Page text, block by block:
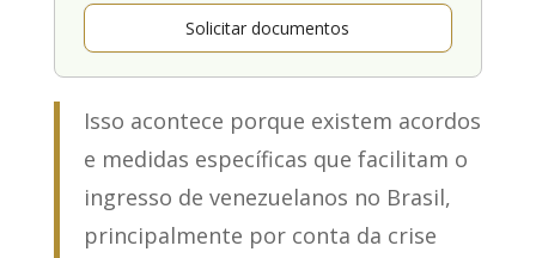
Solicitar documentos
Isso acontece porque existem acordos
e medidas específicas que facilitam o
ingresso de venezuelanos no Brasil,
principalmente por conta da crise